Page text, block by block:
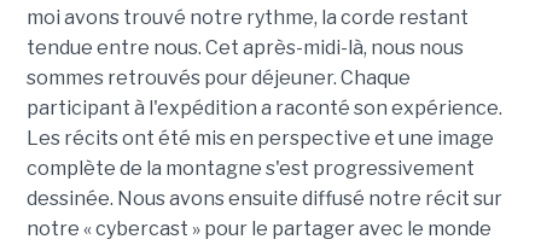
moi avons trouvé notre rythme, la corde restant
tendue entre nous. Cet après-midi-là, nous nous
sommes retrouvés pour déjeuner. Chaque
participant à l'expédition a raconté son expérience.
Les récits ont été mis en perspective et une image
complète de la montagne s'est progressivement
dessinée. Nous avons ensuite diffusé notre récit sur
notre « cybercast » pour le partager avec le monde